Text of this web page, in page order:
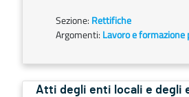
Sezione: Rettifiche
Argomenti: Lavoro e
Atti degli enti locali e degli